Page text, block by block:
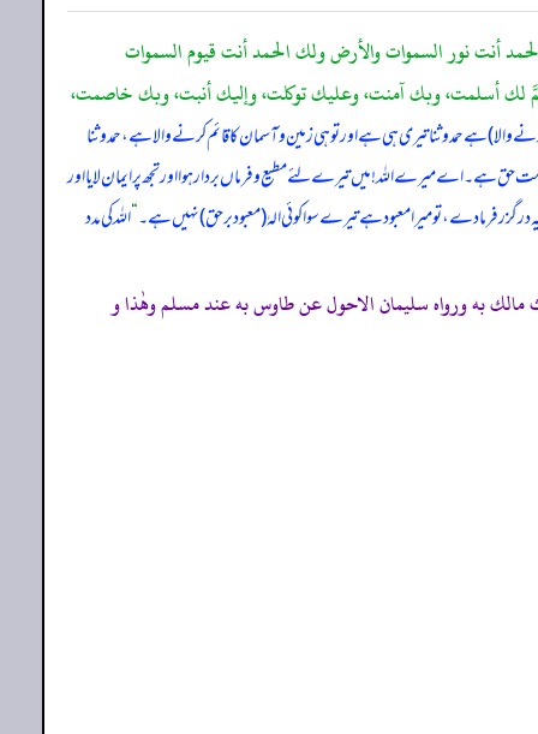
أنت نور السموات والأرض ولك الحمد أنت قيوم السموات
لك أسلمت، وبك آمنت، وعليك توكلت، وإليك أنبت، وبك خاصمت،
ہے حمد و ثنا تیری ہی ہے اور تو ہی زمین و آسمان کا قائم کرنے والا ہے، حمد و ثنا
اے میرے اللہ! میں تیرے لئے مطیع و فرماں بردار ہوا اور تجھ پر ایمان لایا اور
فرما دے، تو میرا معبود ہے تیرے سوا کوئی الہٰ (معبود برحق) نہیں ہے۔“اللہ کی مدد
215/1، 216 ح 503، ك 15 ب 8 ح 34) التمهيد 189/12، الاستذكار: 477، و أخرجه مسلم (769) من حديث مالك به ورواه سليمان الاحول عن طاوس به عند مسلم وهٰذا و